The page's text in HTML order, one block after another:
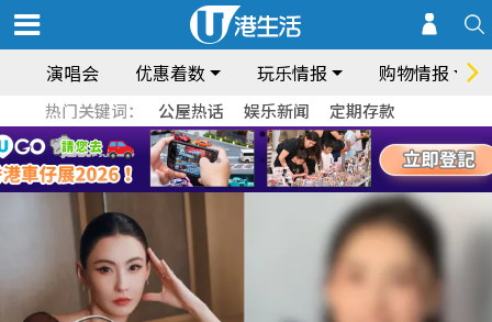
演唱会 优惠着数 玩乐情报 购物情报
热门关键词： 公屋热话 娱乐新闻 定期存款